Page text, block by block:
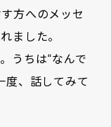
方へのメッセ
ました。
うちは“なんで
度、話してみて